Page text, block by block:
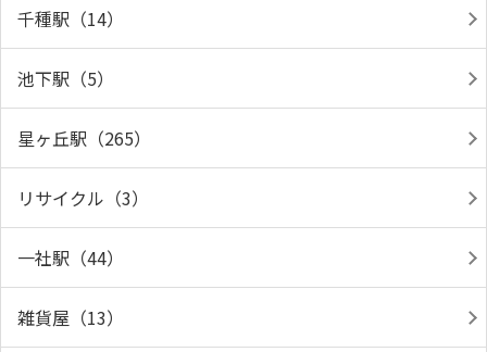
千種駅（14）
池下駅（5）
星ヶ丘駅（265）
リサイクル（3）
一社駅（44）
雑貨屋（13）